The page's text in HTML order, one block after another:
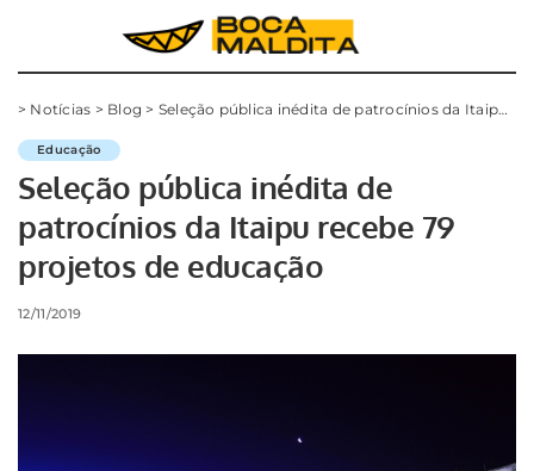
> Notícias > Blog > Seleção pública inédita de patrocínios da Itaipu recebe 79 projetos de educação
Educação
Seleção pública inédita de
patrocínios da Itaipu recebe 79
projetos de educação
12/11/2019